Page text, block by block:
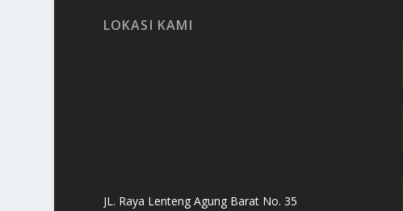
LOKASI KAMI
JL. Raya Lenteng Agung Barat No. 35